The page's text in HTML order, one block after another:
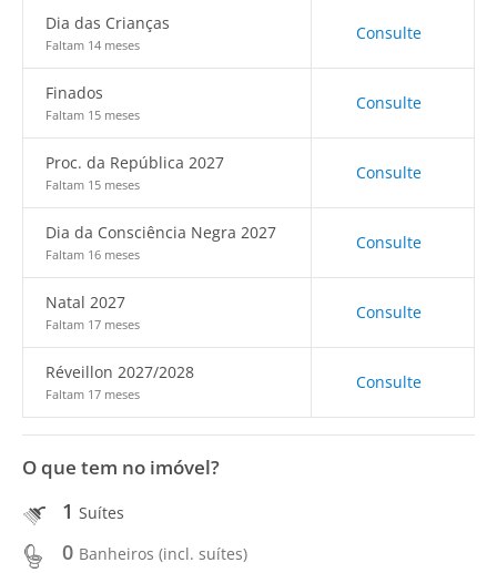
Dia das Crianças
Faltam 14 meses
Consulte
Finados
Faltam 15 meses
Consulte
Proc. da República 2027
Faltam 15 meses
Consulte
Dia da Consciência Negra 2027
Faltam 16 meses
Consulte
Natal 2027
Faltam 17 meses
Consulte
Réveillon 2027/2028
Faltam 17 meses
Consulte
O que tem no imóvel?
1 Suítes
0 Banheiros (incl. suítes)